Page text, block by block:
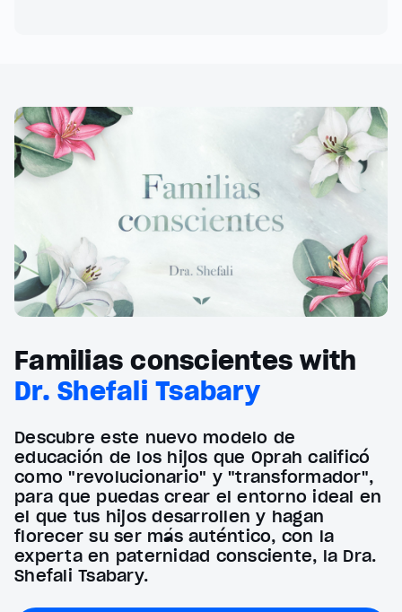
Familias conscientes with
Dr. Shefali Tsabary
Descubre este nuevo modelo de
educación de los hijos que Oprah calificó
como "revolucionario" y "transformador",
para que puedas crear el entorno ideal en
el que tus hijos desarrollen y hagan
florecer su ser más auténtico, con la
experta en paternidad consciente, la Dra.
Shefali Tsabary.